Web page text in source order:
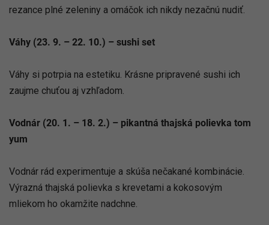
rezance plné zeleniny a omáčok ich nikdy nezačnú nudiť.
Váhy (23. 9. – 22. 10.) – sushi set
Váhy si potrpia na estetiku. Krásne pripravené sushi ich
zaujme chuťou aj vzhľadom.
Vodnár (20. 1. – 18. 2.) – pikantná thajská polievka tom
yum
Vodnár rád experimentuje a skúša nečakané kombinácie.
Výrazná thajská polievka s krevetami a kokosovým
mliekom ho okamžite nadchne.